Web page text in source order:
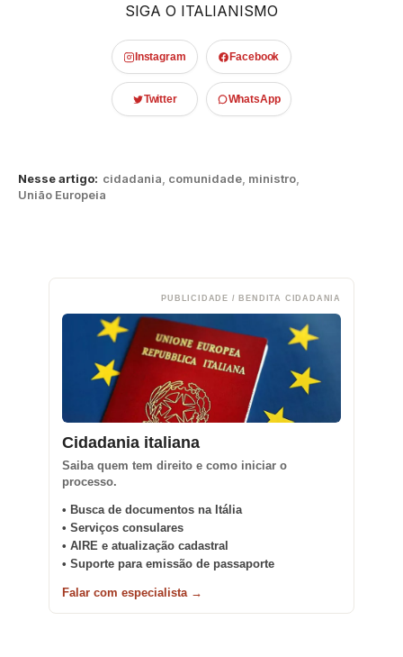
SIGA O ITALIANISMO
Instagram Facebook
Twitter WhatsApp
Nesse artigo: cidadania, comunidade, ministro,
União Europeia
PUBLICIDADE / BENDITA CIDADANIA
Cidadania italiana
Saiba quem tem direito e como iniciar o
processo.
• Busca de documentos na Itália
• Serviços consulares
• AIRE e atualização cadastral
• Suporte para emissão de passaporte
Falar com especialista →